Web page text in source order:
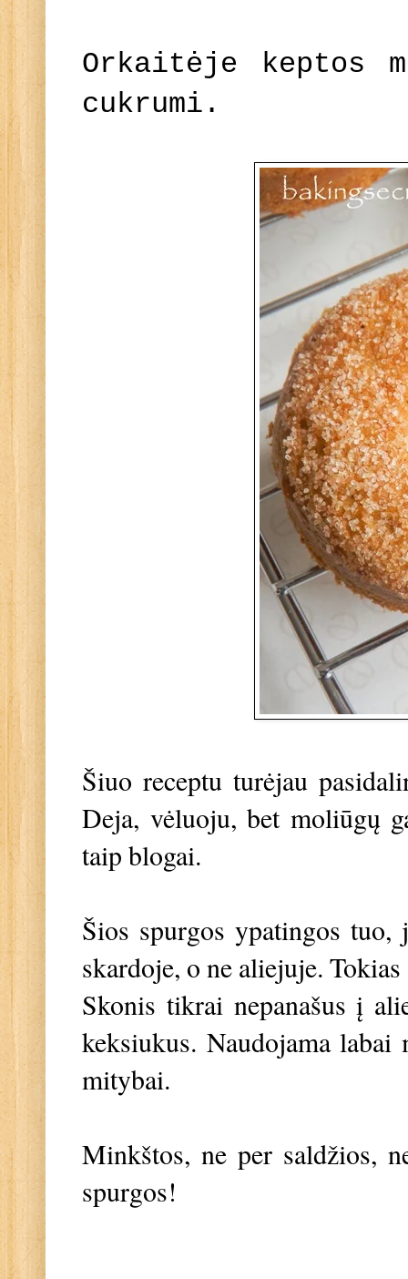
Orkaitėje keptos
cukrumi.
Šiuo receptu turėjau
Deja, vėluoju, bet moliūgų
taip blogai.
Šios spurgos ypatingos
skardoje, o ne aliejuje.
Skonis tikrai nepanašus į
keksiukus. Naudojama labai
mitybai.
Minkštos, ne per saldžios,
spurgos!